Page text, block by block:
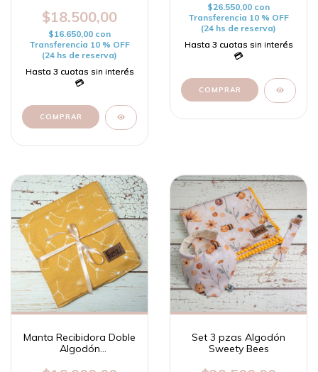
$18.500,00
$16.650,00 con
Transferencia 10 % OFF
(24 hs de reserva)
$26.550,00 con
Transferencia 10 % OFF
(24 hs de reserva)
Manta Recibidora Doble
Algodón
Set 3 pzas Algodón
Sweety Bees